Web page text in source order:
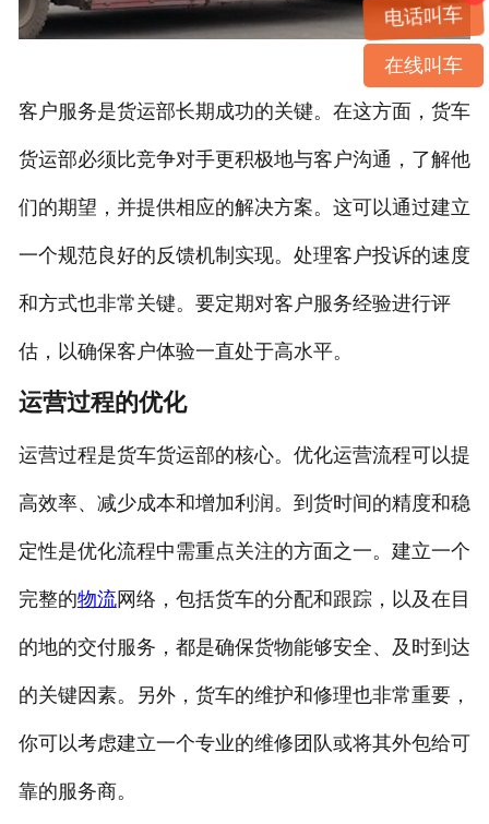
客户服务是货运部长期成功的关键。在这方面，货车
货运部必须比竞争对手更积极地与客户沟通，了解他
们的期望，并提供相应的解决方案。这可以通过建立
一个规范良好的反馈机制实现。处理客户投诉的速度
和方式也非常关键。要定期对客户服务经验进行评
估，以确保客户体验一直处于高水平。
运营过程的优化
运营过程是货车货运部的核心。优化运营流程可以提
高效率、减少成本和增加利润。到货时间的精度和稳
定性是优化流程中需重点关注的方面之一。建立一个
完整的物流网络，包括货车的分配和跟踪，以及在目
的地的交付服务，都是确保货物能够安全、及时到达
的关键因素。另外，货车的维护和修理也非常重要，
你可以考虑建立一个专业的维修团队或将其外包给可
靠的服务商。
电话叫车
在线叫车